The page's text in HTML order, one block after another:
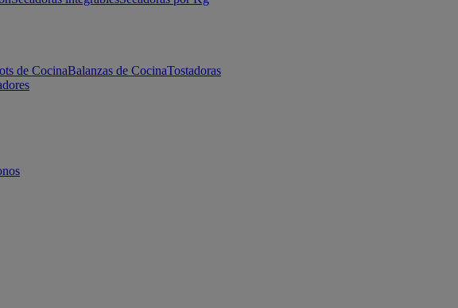
de CocinaBalanzas de CocinaTostadoras